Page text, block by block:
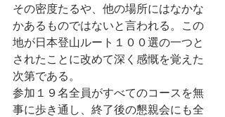
その密度たるや、他の場所にはなかな
かあるものではないと言われる。この
地が日本登山ルート１００選の一つと
されたことに改めて深く感慨を覚えた
次第である。
参加１９名全員がすべてのコースを無
事に歩き通し、終了後の懇親会にも全